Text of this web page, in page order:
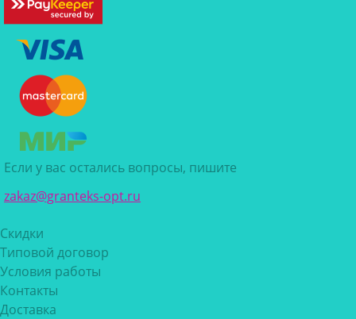
Если у вас остались вопросы, пишите
zakaz@granteks-opt.ru
Скидки
Типовой договор
Условия работы
Контакты
Доставка